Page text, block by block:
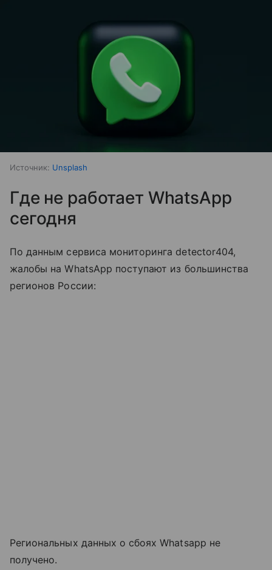
Источник: Unsplash
Где не работает WhatsApp
сегодня
По данным сервиса мониторинга detector404,
жалобы на WhatsApp поступают из большинства
регионов России:
Региональных данных о сбоях Whatsapp не
получено.